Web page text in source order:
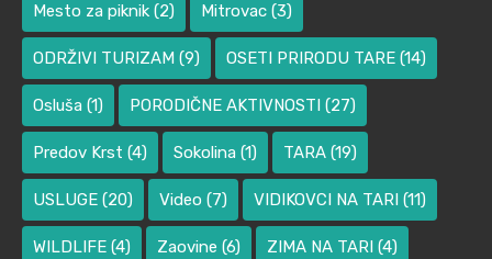
Mesto za piknik (2) Mitrovac (3)
ODRŽIVI TURIZAM (9) OSETI PRIRODU TARE (14)
Osluša (1) PORODIČNE AKTIVNOSTI (27)
Predov Krst (4) Sokolina (1) TARA (19)
USLUGE (20) Video (7) VIDIKOVCI NA TARI (11)
WILDLIFE (4) Zaovine (6) ZIMA NA TARI (4)